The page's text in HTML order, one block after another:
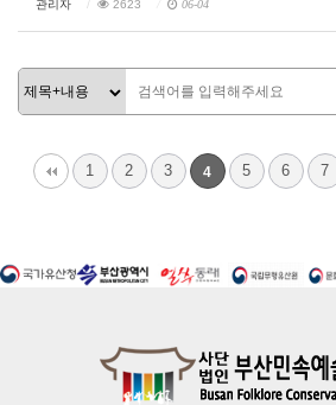
관리자 2623 06-04
1 2 3 4 5 6 7